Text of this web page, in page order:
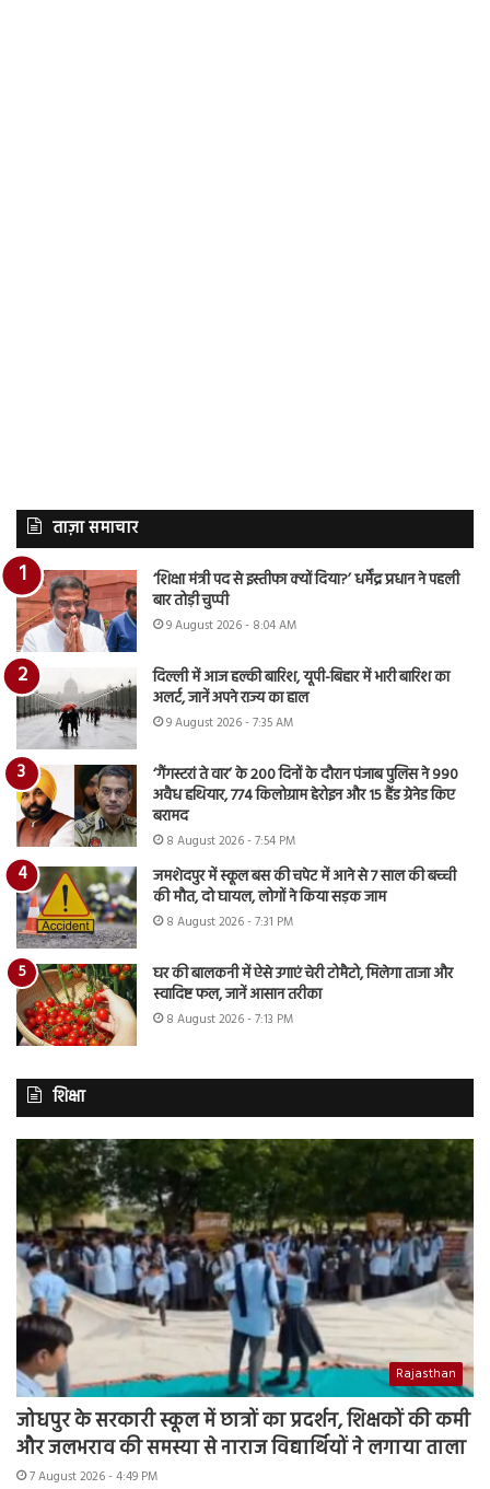
ताज़ा समाचार
‘शिक्षा मंत्री पद से इस्तीफा क्यों दिया?’ धर्मेंद्र प्रधान ने पहली
बार तोड़ी चुप्पी
9 August 2026 - 8:04 AM
दिल्ली में आज हल्की बारिश, यूपी-बिहार में भारी बारिश का
अलर्ट, जानें अपने राज्य का हाल
9 August 2026 - 7:35 AM
‘गैंगस्टरां ते वार’ के 200 दिनों के दौरान पंजाब पुलिस ने 990
अवैध हथियार, 774 किलोग्राम हेरोइन और 15 हैंड ग्रेनेड किए
बरामद
8 August 2026 - 7:54 PM
जमशेदपुर में स्कूल बस की चपेट में आने से 7 साल की बच्ची
की मौत, दो घायल, लोगों ने किया सड़क जाम
8 August 2026 - 7:31 PM
घर की बालकनी में ऐसे उगाएं चेरी टोमैटो, मिलेगा ताजा और
स्वादिष्ट फल, जानें आसान तरीका
8 August 2026 - 7:13 PM
शिक्षा
Rajasthan
जोधपुर के सरकारी स्कूल में छात्रों का प्रदर्शन, शिक्षकों की कमी
और जलभराव की समस्या से नाराज विद्यार्थियों ने लगाया ताला
7 August 2026 - 4:49 PM